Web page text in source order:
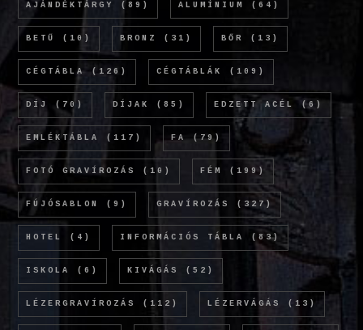
AJÁNDÉKTÁRGY (89) ALUMÍNIUM (64)
BETŰ (10) BRONZ (31) BŐR (13)
CÉGTÁBLA (126) CÉGTÁBLÁK (109)
DÍJ (70) DÍJAK (85) EDZETT ACÉL (6)
EMLÉKTÁBLA (117) FA (79)
FOTÓ GRAVÍROZÁS (10) FÉM (199)
FÚJÓSABLON (9) GRAVÍROZÁS (327)
HOTEL (4) INFORMÁCIÓS TÁBLA (83)
ISKOLA (6) KIVÁGÁS (52)
LÉZERGRAVÍROZÁS (112) LÉZERVÁGÁS (13)